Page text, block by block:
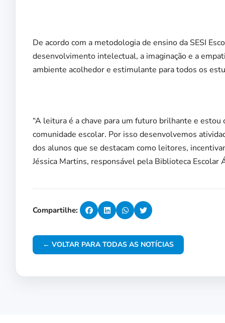
De acordo com a metodologia de ensino da SESI
desenvolvimento intelectual, a imaginação e a
ambiente acolhedor e estimulante para todos os
“A leitura é a chave para um futuro brilhante e
comunidade escolar. Por isso desenvolvemos
dos alunos que se destacam como leitores,
Jéssica Martins, responsável pela Biblioteca Escolar
Compartilhe:
← VOLTAR PARA TODAS AS NOTÍCIAS